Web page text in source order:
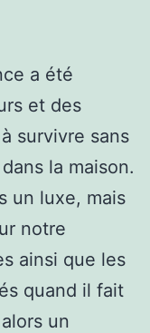
a été
et des
survivre sans
la maison.
un luxe, mais
notre
ainsi que les
quand il fait
un